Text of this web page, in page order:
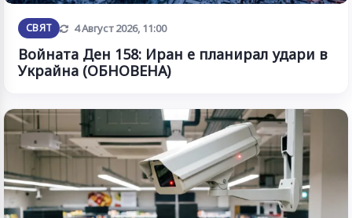
СВЯТ Обновена
4 Август 2026, 11:00
Войната Ден 158: Иран е планирал удари в
Украйна (ОБНОВЕНА)